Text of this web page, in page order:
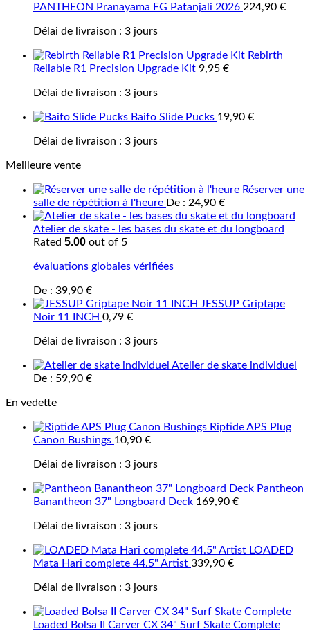
PANTHEON Pranayama FG Patanjali 2026 224,90 €
Délai de livraison : 3 jours
Rebirth
Reliable R1 Precision Upgrade Kit 9,95 €
Délai de livraison : 3 jours
Baifo Slide Pucks 19,90 €
Délai de livraison : 3 jours
Meilleure vente
Réserver une
salle de répétition à l'heure De : 24,90 €
Atelier de skate - les bases du skate et du longboard
Rated 5.00 out of 5
évaluations globales vérifiées
De : 39,90 €
JESSUP Griptape
Noir 11 INCH 0,79 €
Délai de livraison : 3 jours
Atelier de skate individuel
De : 59,90 €
En vedette
Riptide APS Plug
Canon Bushings 10,90 €
Délai de livraison : 3 jours
Pantheon
Banantheon 37" Longboard Deck 169,90 €
Délai de livraison : 3 jours
LOADED
Mata Hari complete 44.5" Artist 339,90 €
Délai de livraison : 3 jours
Loaded Bolsa II Carver CX 34" Surf Skate Complete